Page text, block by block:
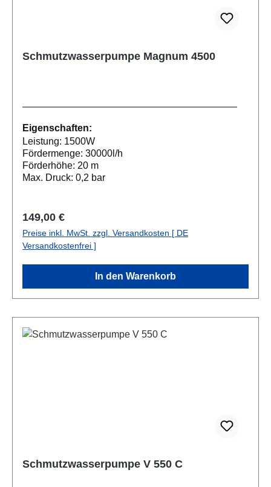
Schmutzwasserpumpe Magnum 4500
Eigenschaften:
Leistung: 1500W
Fördermenge: 30000l/h
Förderhöhe: 20 m
Max. Druck: 0,2 bar
Regulärer Preis:
149,00 €
Preise inkl. MwSt. zzgl. Versandkosten [ DE
Versandkostenfrei ]
In den Warenkorb
Schmutzwasserpumpe V 550 C